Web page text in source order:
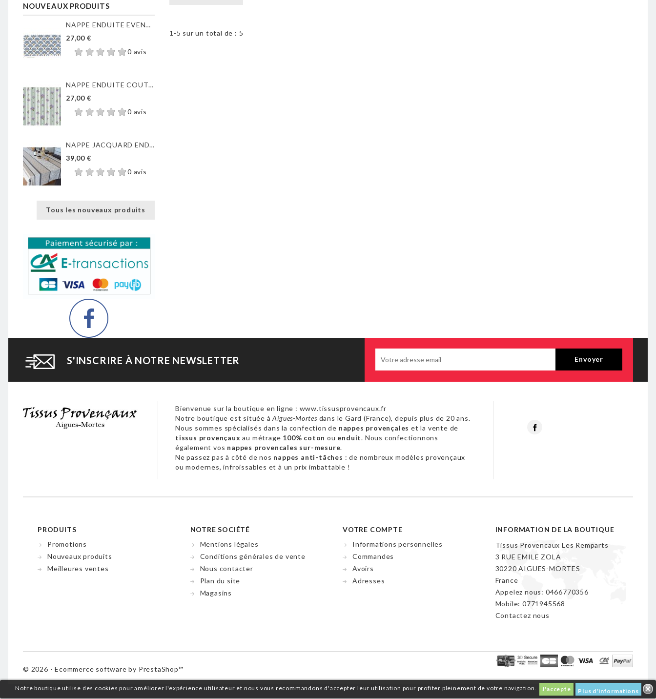
Notre boutique utilise des cookies pour améliorer l'expérience utilisateur et nous vous recommandons d'accepter leur utilisation pour profiter pleinement de votre navigation. J'accepte Plus d'informations
NOUVEAUX PRODUITS
NAPPE ENDUITE EVENTAILS...
27,00 €
0 avis
NAPPE ENDUITE COUTIL DE...
27,00 €
0 avis
NAPPE JACQUARD ENDUIT...
39,00 €
0 avis
Tous les nouveaux produits
1-5 sur un total de : 5
S'INSCRIRE À NOTRE NEWSLETTER
Bienvenue sur la boutique en ligne : www.tissusprovencaux.fr
Notre boutique est située àAigues-Mortes dans le Gard (France), depuis plus de 20 ans.
Nous sommes spécialisés dans la confection de nappes provençales et la vente de
tissus provençaux au métrage 100% coton ou enduit. Nous confectionnons
également vos nappes provencales sur-mesure.
Ne passez pas à côté de nos nappes anti-tâches : de nombreux modèles provençaux
ou modernes, infroissables et à un prix imbattable !
PRODUITS
Promotions
Nouveaux produits
Meilleures ventes
NOTRE SOCIÉTÉ
Mentions légales
Conditions générales de vente
Nous contacter
Plan du site
Magasins
VOTRE COMPTE
Informations personnelles
Commandes
Avoirs
Adresses
INFORMATION DE LA BOUTIQUE
Tissus Provencaux Les Remparts
3 RUE EMILE ZOLA
30220 AIGUES-MORTES
France
Appelez nous: 0466770356
Mobile: 0771945568
Contactez nous
© 2026 - Ecommerce software by PrestaShop™